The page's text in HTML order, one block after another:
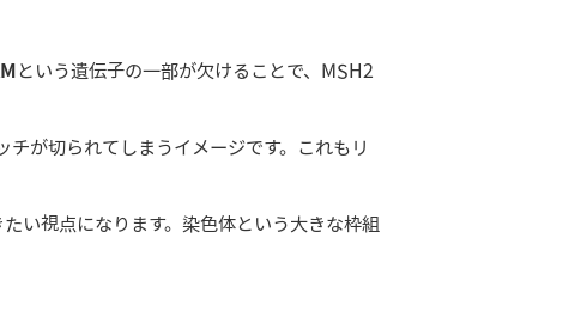
という遺伝子の一部が欠けることで、MSH2
が切られてしまうイメージです。これもリ
い視点になります。染色体という大きな枠組